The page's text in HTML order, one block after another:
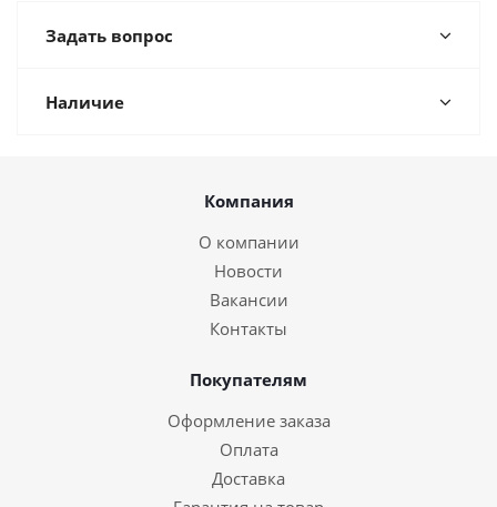
Задать вопрос
Наличие
Компания
О компании
Новости
Вакансии
Контакты
Покупателям
Оформление заказа
Оплата
Доставка